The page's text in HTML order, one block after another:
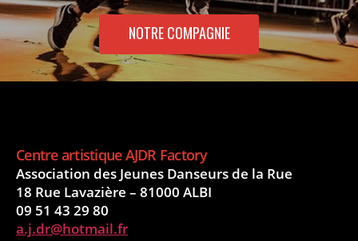
NOTRE COMPAGNIE
​Centre artistique AJDR Factory
Association des Jeunes Danseurs de la Rue
18 Rue Lavazière – 81000 ALBI
09 51 43 29 80
a.j.dr@hotmail.fr